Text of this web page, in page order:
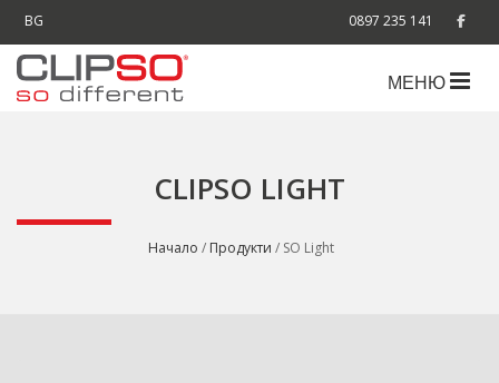
0897 235 141
BG
МЕНЮ
CLIPSO LIGHT
Начало / Продукти / SO Light